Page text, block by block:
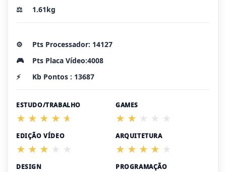
⚖️
1.61kg
⚙️
Pts Processador: 14127
🎮
Pts Placa Vídeo:4008
⚡
Kb Pontos : 13687
ESTUDO/TRABALHO GAMES
EDIÇÃO VÍDEO ARQUITETURA
DESIGN PROGRAMAÇÃO